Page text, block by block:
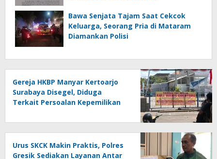
Bawa Senjata Tajam Saat Cekcok
Keluarga, Seorang Pria di Mataram
Diamankan Polisi
Gereja HKBP Manyar Kertoarjo
Surabaya Disegel, Diduga
Terkait Persoalan Kepemilikan
Urus SKCK Makin Praktis, Polres
Gresik Sediakan Layanan Antar